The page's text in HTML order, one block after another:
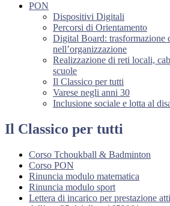
PON
Dispositivi Digitali
Percorsi di Orientamento
Digital Board: trasformazione
nell’organizzazione
Realizzazione di reti locali,
scuole
Il Classico per tutti
Varese negli anni 30
Inclusione sociale e lotta al
Il Classico per tutti
Corso Tchoukball & Badminton
Corso PON
Rinuncia modulo matematica
Rinuncia modulo sport
Lettera di incarico per prestazione